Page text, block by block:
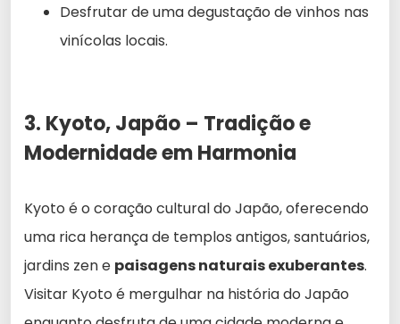
Desfrutar de uma degustação de vinhos nas
vinícolas locais.
3. Kyoto, Japão – Tradição e
Modernidade em Harmonia
Kyoto é o coração cultural do Japão, oferecendo
uma rica herança de templos antigos, santuários,
jardins zen e paisagens naturais exuberantes.
Visitar Kyoto é mergulhar na história do Japão